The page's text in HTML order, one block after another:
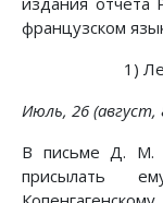
французском
1)
Июль, 26 (август,
В письме Д. М.
присылать